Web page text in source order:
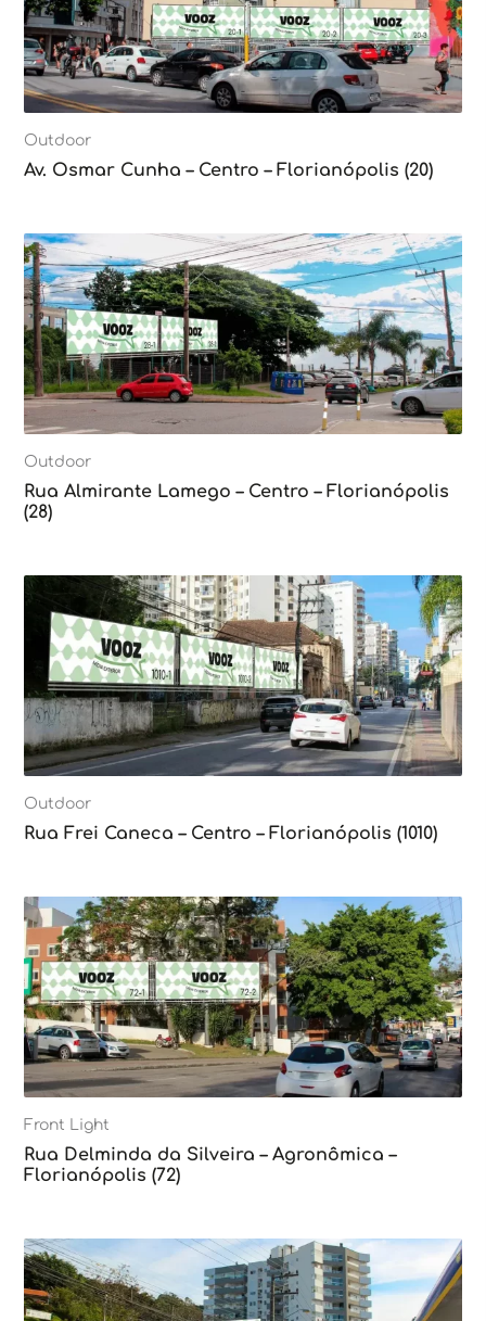
Outdoor
Av. Osmar Cunha – Centro – Florianópolis (20)
Outdoor
Rua Almirante Lamego – Centro – Florianópolis
(28)
Outdoor
Rua Frei Caneca – Centro – Florianópolis (1010)
Front Light
Rua Delminda da Silveira – Agronômica –
Florianópolis (72)